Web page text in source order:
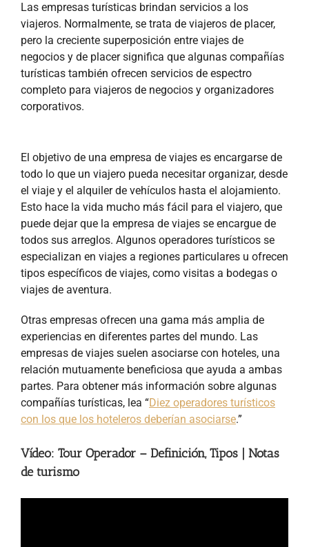
Las empresas turísticas brindan servicios a los
viajeros. Normalmente, se trata de viajeros de placer,
pero la creciente superposición entre viajes de
negocios y de placer significa que algunas compañías
turísticas también ofrecen servicios de espectro
completo para viajeros de negocios y organizadores
corporativos.
El objetivo de una empresa de viajes es encargarse de
todo lo que un viajero pueda necesitar organizar, desde
el viaje y el alquiler de vehículos hasta el alojamiento.
Esto hace la vida mucho más fácil para el viajero, que
puede dejar que la empresa de viajes se encargue de
todos sus arreglos. Algunos operadores turísticos se
especializan en viajes a regiones particulares u ofrecen
tipos específicos de viajes, como visitas a bodegas o
viajes de aventura.
Otras empresas ofrecen una gama más amplia de
experiencias en diferentes partes del mundo. Las
empresas de viajes suelen asociarse con hoteles, una
relación mutuamente beneficiosa que ayuda a ambas
partes. Para obtener más información sobre algunas
compañías turísticas, lea “Diez operadores turísticos
con los que los hoteleros deberían asociarse.”
Vídeo: Tour Operador – Definición, Tipos | Notas
de turismo